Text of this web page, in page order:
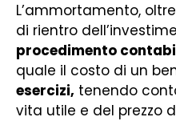
L’ammortamento,
di rientro
procedimento
quale il costo di un
esercizi, tenendo
vita utile e del prezzo